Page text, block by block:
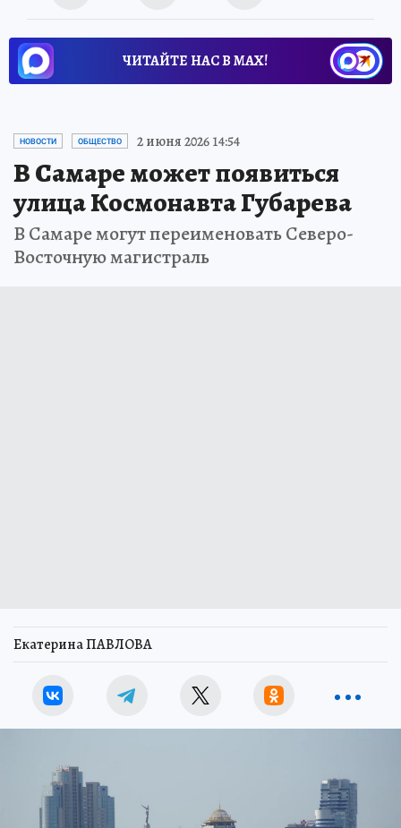
ЧИТАЙТЕ НАС В МАХ!
НОВОСТИ ОБЩЕСТВО 2 июня 2026 14:54
В Самаре может появиться
улица Космонавта Губарева
В Самаре могут переименовать Северо-
Восточную магистраль
Екатерина ПАВЛОВА